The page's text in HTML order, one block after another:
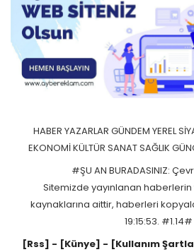
HABER YAZARLAR GÜNDEM YEREL
EKONOMİKÜLTÜR SANATSAĞLIK
#ŞU AN BURADASINIZ:
Sitemizde yayınlanan
kaynaklarına aittir, haberleri
19:15:53. #1.14#
[Rss] - [Künye] - [Kullanım